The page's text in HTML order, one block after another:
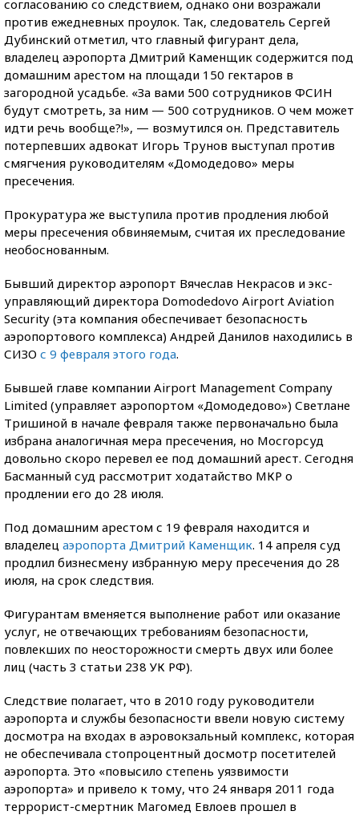
согласованию со следствием, однако они возражали
против ежедневных проулок. Так, следователь Сергей
Дубинский отметил, что главный фигурант дела,
владелец аэропорта Дмитрий Каменщик содержится под
домашним арестом на площади 150 гектаров в
загородной усадьбе. «За вами 500 сотрудников ФСИН
будут смотреть, за ним — 500 сотрудников. О чем может
идти речь вообще?!», — возмутился он. Представитель
потерпевших адвокат Игорь Трунов выступал против
смягчения руководителям «Домодедово» меры
пресечения.
Прокуратура же выступила против продления любой
меры пресечения обвиняемым, считая их преследование
необоснованным.
Бывший директор аэропорт Вячеслав Некрасов и экс-
управляющий директора Domodedovo Airport Aviation
Security (эта компания обеспечивает безопасность
аэропортового комплекса) Андрей Данилов находились в
СИЗО с 9 февраля этого года.
Бывшей главе компании Airport Management Company
Limited (управляет аэропортом «Домодедово») Светлане
Тришиной в начале февраля также первоначально была
избрана аналогичная мера пресечения, но Мосгорсуд
довольно скоро перевел ее под домашний арест. Сегодня
Басманный суд рассмотрит ходатайство МКР о
продлении его до 28 июля.
Под домашним арестом с 19 февраля находится и
владелец аэропорта Дмитрий Каменщик. 14 апреля суд
продлил бизнесмену избранную меру пресечения до 28
июля, на срок следствия.
Фигурантам вменяется выполнение работ или оказание
услуг, не отвечающих требованиям безопасности,
повлекших по неосторожности смерть двух или более
лиц (часть 3 статьи 238 УК РФ).
Следствие полагает, что в 2010 году руководители
аэропорта и службы безопасности ввели новую систему
досмотра на входах в аэровокзальный комплекс, которая
не обеспечивала стопроцентный досмотр посетителей
аэропорта. Это «повысило степень уязвимости
аэропорта» и привело к тому, что 24 января 2011 года
террорист-смертник Магомед Евлоев прошел в